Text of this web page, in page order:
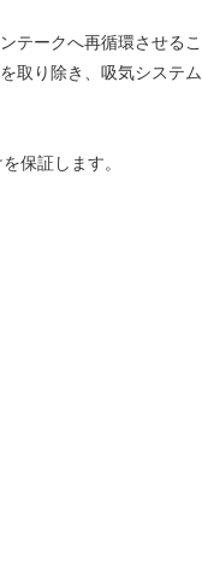
テークへ再循環させるこ
取り除き、吸気システ
保証します。